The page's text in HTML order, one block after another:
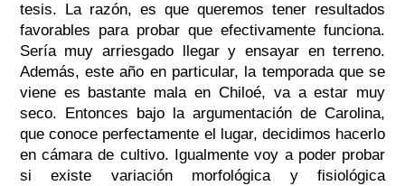
tesis. La razón, es que queremos tener resultados
favorables para probar que efectivamente funciona.
Sería muy arriesgado llegar y ensayar en terreno.
Además, este año en particular, la temporada que se
viene es bastante mala en Chiloé, va a estar muy
seco. Entonces bajo la argumentación de Carolina,
que conoce perfectamente el lugar, decidimos hacerlo
en cámara de cultivo. Igualmente voy a poder probar
si existe variación morfológica y fisiológica